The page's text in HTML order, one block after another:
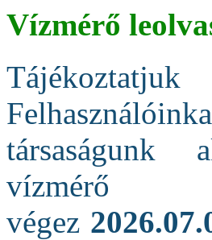
Vízmérő
társaságunk
vízmérő
végez